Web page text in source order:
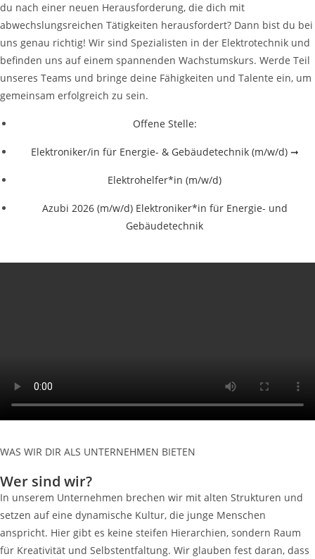
du nach einer neuen Herausforderung, die dich mit
abwechslungsreichen Tätigkeiten herausfordert? Dann bist du bei
uns genau richtig! Wir sind Spezialisten in der Elektrotechnik und
befinden uns auf einem spannenden Wachstumskurs. Werde Teil
unseres Teams und bringe deine Fähigkeiten und Talente ein, um
gemeinsam erfolgreich zu sein.
Offene Stelle:
Elektroniker/in für Energie- & Gebäudetechnik (m/w/d) ➞
Elektrohelfer*in (m/w/d)
Azubi 2026 (m/w/d) Elektroniker*in für Energie- und
Gebäudetechnik
WAS WIR DIR ALS UNTERNEHMEN BIETEN
Wer sind wir?
In unserem Unternehmen brechen wir mit alten Strukturen und
setzen auf eine dynamische Kultur, die junge Menschen
anspricht. Hier gibt es keine steifen Hierarchien, sondern Raum
für Kreativität und Selbstentfaltung. Wir glauben fest daran, dass